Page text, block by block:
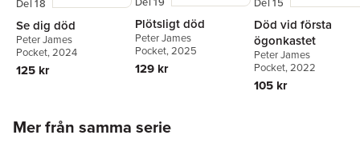
Del 18
Se dig död
Peter James
Pocket, 2024
125 kr
Plötsligt död
Peter James
Pocket, 2025
129 kr
Död vid första
ögonkastet
Peter James
Pocket, 2022
105 kr
Mer från samma serie